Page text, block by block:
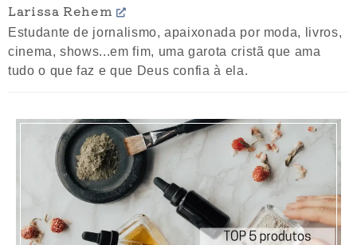
Larissa Rehem
Estudante de jornalismo, apaixonada por moda, livros,
cinema, shows...em fim, uma garota cristã que ama
tudo o que faz e que Deus confia à ela.